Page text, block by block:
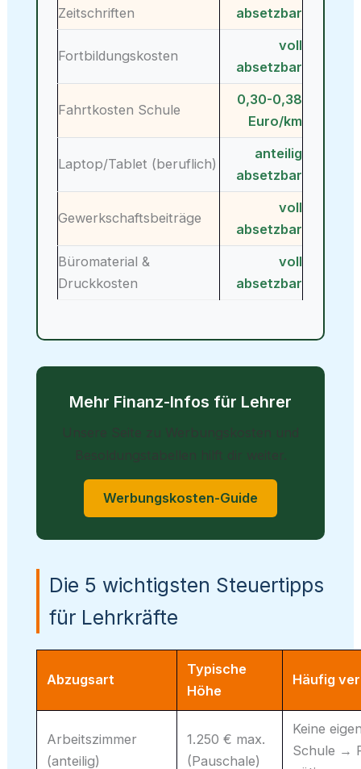
Zeitschriften
absetzbar
Fortbildungskosten
voll
absetzbar
Fahrtkosten Schule
0,30-0,38
Euro/km
Laptop/Tablet (beruflich)
anteilig
absetzbar
Gewerkschaftsbeiträge
voll
absetzbar
Büromaterial &
Druckkosten
voll
absetzbar
Mehr Finanz-Infos für Lehrer
Werbungskosten-Guide
Die 5 wichtigsten Steuertipps
für Lehrkräfte
Abzugsart
Typische
Höhe
Häufig
Arbeitszimmer
(anteilig)
1.250 € max.
(Pauschale)
Keine
Schule →